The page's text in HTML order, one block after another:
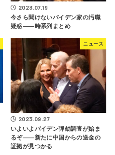
2023.07.19
今さら聞けないバイデン家の汚職
疑惑――時系列まとめ
ニュース
2023.09.27
いよいよバイデン弾劾調査が始ま
るぞ――新たに中国からの送金の
証拠が見つかる